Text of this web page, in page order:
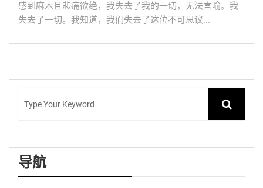
感到麻木且悲痛欲绝，我失去了我的一切，无法言喻。我
失去了一切。我知道，我们失去了这位不可思议...
导航